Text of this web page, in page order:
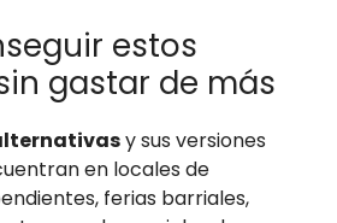
estos
gastar de más
y sus versiones
en locales de
ferias barriales,